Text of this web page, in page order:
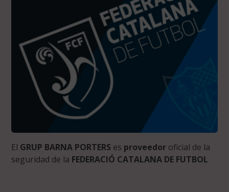
El GRUP BARNA PORTERS es proveedor oficial de la
seguridad de la FEDERACIÓ CATALANA DE FUTBOL